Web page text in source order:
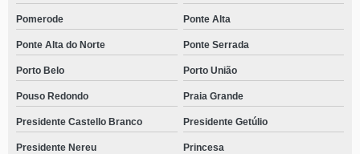
Pomerode Ponte Alta
Ponte Alta do Norte Ponte Serrada
Porto Belo Porto União
Pouso Redondo Praia Grande
Presidente Castello Branco Presidente Getúlio
Presidente Nereu Princesa